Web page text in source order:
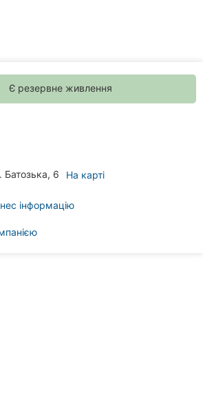
Є резервне живлення
Батозька, 6 На карті
інформацію